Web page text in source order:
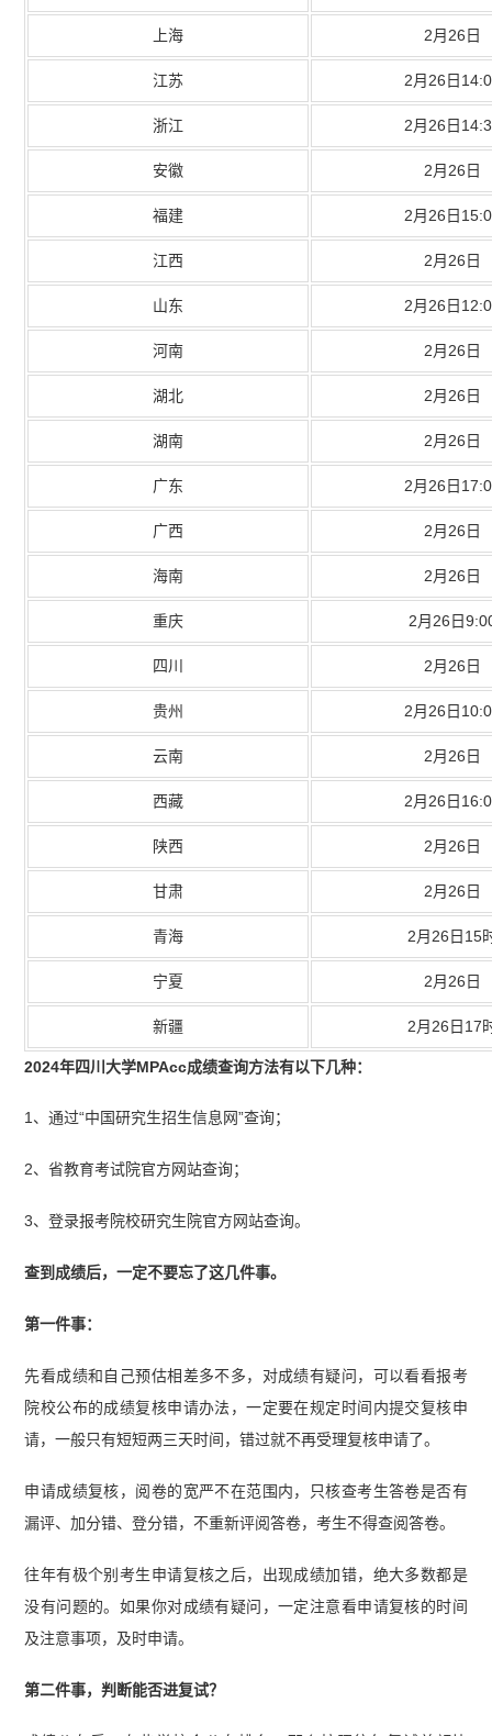
上海 2月26日
江苏 2月26日
浙江 2月26日
安徽 2月26日
福建 2月26日
江西 2月26日
山东 2月26日
河南 2月26日
湖北 2月26日
湖南 2月26日
广东 2月26日
广西 2月26日
海南 2月26日
重庆 2月26日
四川 2月26日
贵州 2月26日
云南 2月26日
西藏 2月26日
陕西 2月26日
甘肃 2月26日
青海 2月26日15
宁夏 2月26日
新疆 2月26日17
2024年四川大学MPAcc成绩查询方法有以下几种：
1、通过“中国研究生招生信息网”查询；
2、省教育考试院官方网站查询；
3、登录报考院校研究生院官方网站查询。
查到成绩后，一定不要忘了这几件事。
第一件事：
先看成绩和自己预估相差多不多，对成绩有疑问，可以看看报考
院校公布的成绩复核申请办法，一定要在规定时间内提交复核申
请，一般只有短短两三天时间，错过就不再受理复核申请了。
申请成绩复核，阅卷的宽严不在范围内，只核查考生答卷是否有
漏评、加分错、登分错，不重新评阅答卷，考生不得查阅答卷。
往年有极个别考生申请复核之后，出现成绩加错，绝大多数都是
没有问题的。如果你对成绩有疑问，一定注意看申请复核的时间
及注意事项，及时申请。
第二件事，判断能否进复试？